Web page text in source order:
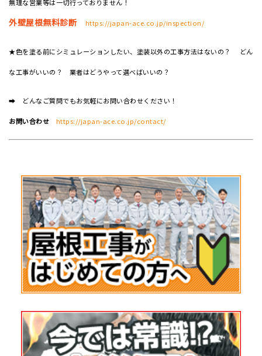
無理な営業等は一切行っておりません！
外壁屋根無料診断 https://japan-ace.co.jp/inspection/
★色を塗る前にシミュレーションしたい、塗装以外の工事方法はないの？ どん
な工事がいいの？ 業者はどうやって選べばいいの？
➡ どんなご質問でもお気軽にお問い合わせください！
お問い合わせ https://japan-ace.co.jp/contact/